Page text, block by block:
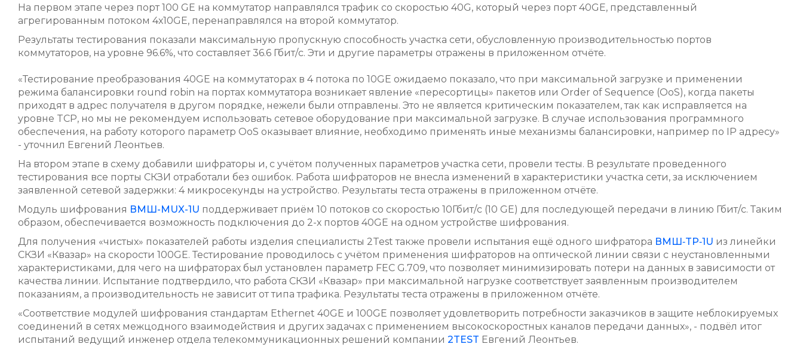
На первом этапе через порт 100 GE на коммутатор направлялся трафик со скоростью 40G, который через порт 40GE, представленный
агрегированным потоком 4х10GE, перенаправлялся на второй коммутатор.
Результаты тестирования показали максимальную пропускную способность участка сети, обусловленную производительностью портов
коммутаторов, на уровне 96.6%, что составляет 36.6 Гбит/с. Эти и другие параметры отражены в приложенном отчёте.
«Тестирование преобразования 40GE на коммутаторах в 4 потока по 10GE ожидаемо показало, что при максимальной загрузке и применении
режима балансировки round robin на портах коммутатора возникает явление «пересортицы» пакетов или Order of Sequence (OoS), когда пакеты
приходят в адрес получателя в другом порядке, нежели были отправлены. Это не является критическим показателем, так как исправляется на
уровне TCP, но мы не рекомендуем использовать сетевое оборудование при максимальной загрузке. В случае использования программного
обеспечения, на работу которого параметр OоS оказывает влияние, необходимо применять иные механизмы балансировки, например по IP адресу»
- уточнил Евгений Леонтьев.
На втором этапе в схему добавили шифраторы и, с учётом полученных параметров участка сети, провели тесты. В результате проведенного
тестирования все порты СКЗИ отработали без ошибок. Работа шифраторов не внесла изменений в характеристики участка сети, за исключением
заявленной сетевой задержки: 4 микросекунды на устройство. Результаты теста отражены в приложенном отчёте.
Модуль шифрования ВМШ-MUX-1U поддерживает приём 10 потоков со скоростью 10Гбит/с (10 GE) для последующей передачи в линию Гбит/с. Таким
образом, обеспечивается возможность подключения до 2-х портов 40GE на одном устройстве шифрования.
Для получения «чистых» показателей работы изделия специалисты 2Test также провели испытания ещё одного шифратора ВМШ‑TP‑1U из линейки
СКЗИ «Квазар» на скорости 100GE. Тестирование проводилось с учётом применения шифраторов на оптической линии связи с неустановленными
характеристиками, для чего на шифраторах был установлен параметр FEC G.709, что позволяет минимизировать потери на данных в зависимости от
качества линии. Испытание подтвердило, что работа СКЗИ «Квазар» при максимальной нагрузке соответствует заявленным производителем
показаниям, а производительность не зависит от типа трафика. Результаты теста отражены в приложенном отчёте.
«Соответствие модулей шифрования стандартам Ethernet 40GE и 100GE позволяет удовлетворить потребности заказчиков в защите неблокируемых
соединений в сетях межцодного взаимодействия и других задачах с применением высокоскоростных каналов передачи данных», - подвёл итог
испытаний ведущий инженер отдела телекоммуникационных решений компании 2TEST Евгений Леонтьев.